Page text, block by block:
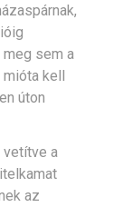
meg sem a
kell
úton
vetítve a
az